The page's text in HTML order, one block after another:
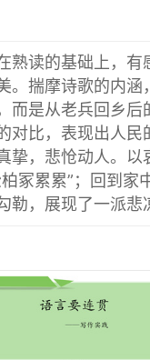
熟读的基础上，
。揣摩诗歌的内
而是从老兵回乡
对比，表现出人
挚，悲怆动人。
冢累累”；回到
勒，展现了一派悲